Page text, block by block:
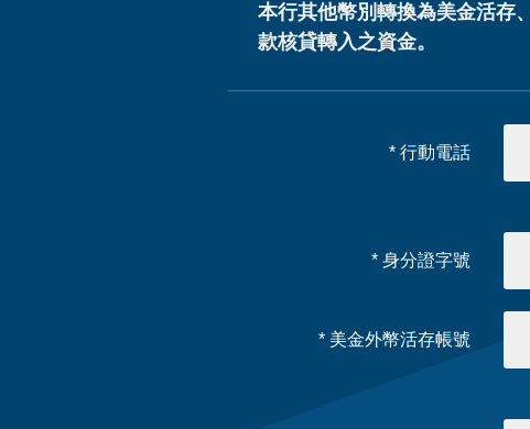
本行其他幣別轉換為美金活存
款核貸轉入之資金。
* 行動電話
* 身分證字號
* 美金外幣活存帳號